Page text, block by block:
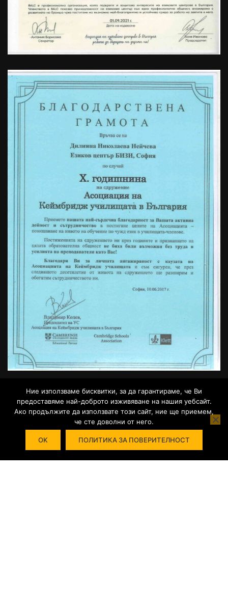
WordPress Theme L.TodorovPowered by WordPress.
Ние използваме бисквитки, за да гарантираме, че Ви
предоставяме най-доброто изживяване на нашия уебсайт.
Ако продължите да използвате този сайт, ние ще приемем,
че сте доволни от него.
OK ПОЛИТИКА ЗА ПОВЕРИТЕЛНОСТ